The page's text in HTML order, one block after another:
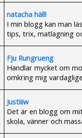
natacha häll!
I min blogg kan man
tips, trix, matlagning
Fju Rungrueng
Handlar mycket om
omkring mig
Justiiiw
Det är en blogg om
skola, vänner och